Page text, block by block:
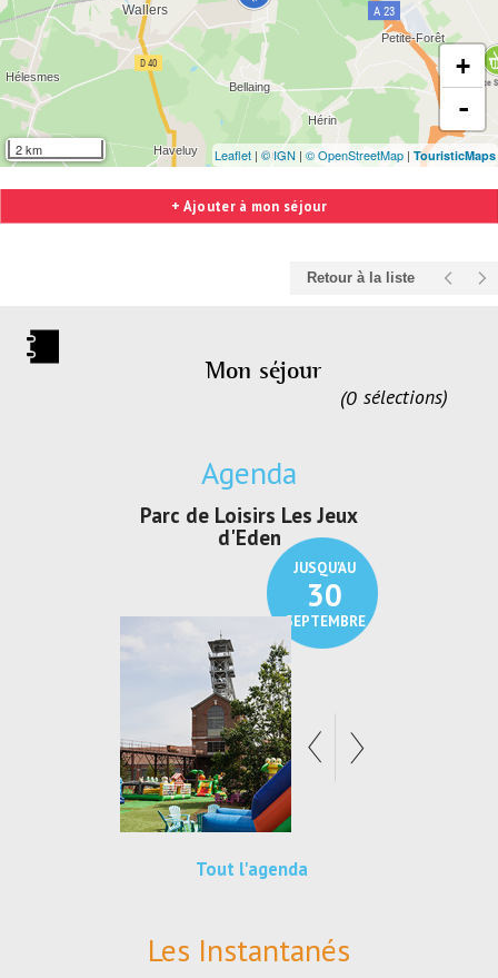
2 km
+
-
Leaflet | © IGN | © OpenStreetMap | TouristicMaps
+ Ajouter à mon séjour
Retour à la liste
Mon séjour
sélections
0
Agenda
JUSQU'AU
21
SEPTEMBRE
Exposition "Lucien Jonas -
Au pays du charbon ...
Tout l'agenda
Les Instantanés